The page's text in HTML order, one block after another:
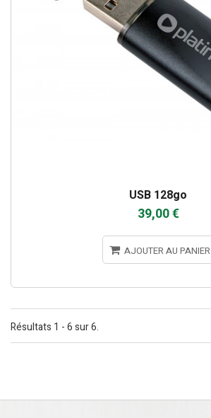
USB 128go
39,00 €
AJOUTER AU PANIER
Résultats 1 - 6 sur 6.